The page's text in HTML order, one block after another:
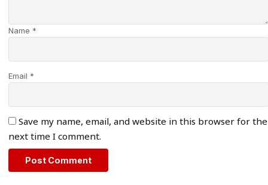
Name *
Email *
Save my name, email, and website in this browser for the
next time I comment.